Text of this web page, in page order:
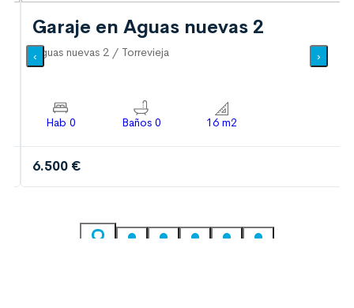
Garaje en Aguas nuevas 2
Aguas nuevas 2 / Torrevieja
Hab 0 Baños 0 16 m2
6.500 €
‹ ›